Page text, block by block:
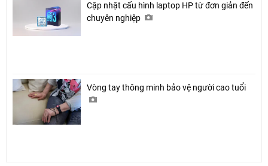
Cập nhật cấu hình laptop HP từ đơn giản đến
chuyên nghiệp
Vòng tay thông minh bảo vệ người cao tuổi